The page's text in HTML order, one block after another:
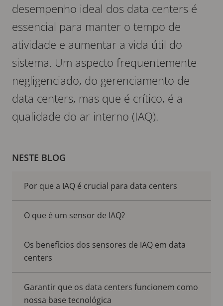
desempenho ideal dos data centers é
essencial para manter o tempo de
atividade e aumentar a vida útil do
sistema. Um aspecto frequentemente
negligenciado, do gerenciamento de
data centers, mas que é crítico, é a
qualidade do ar interno (IAQ).
NESTE BLOG
Por que a IAQ é crucial para data centers
O que é um sensor de IAQ?
Os benefícios dos sensores de IAQ em data
centers
Garantir que os data centers funcionem como
nossa base tecnológica